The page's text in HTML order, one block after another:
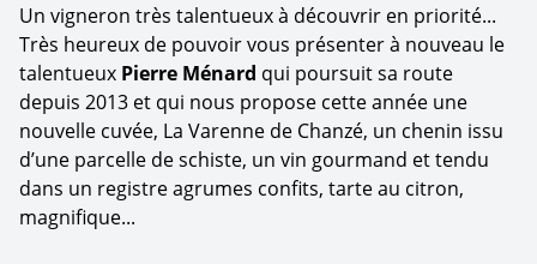
Un vigneron très talentueux à découvrir en priorité...
Très heureux de pouvoir vous présenter à nouveau le
talentueux Pierre Ménard qui poursuit sa route
depuis 2013 et qui nous propose cette année une
nouvelle cuvée, La Varenne de Chanzé, un chenin issu
d’une parcelle de schiste, un vin gourmand et tendu
dans un registre agrumes confits, tarte au citron,
magnifique...